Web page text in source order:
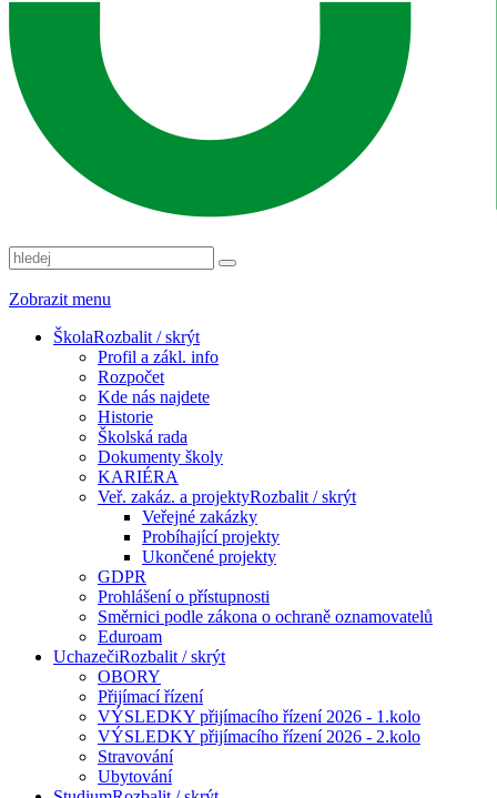
Zobrazit menu
ŠkolaRozbalit / skrýt
Profil a zákl. info
Rozpočet
Kde nás najdete
Historie
Školská rada
Dokumenty školy
KARIÉRA
Veř. zakáz. a projektyRozbalit / skrýt
Veřejné zakázky
Probíhající projekty
Ukončené projekty
GDPR
Prohlášení o přístupnosti
Směrnici podle zákona o ochraně oznamovatelů
Eduroam
UchazečiRozbalit / skrýt
OBORY
Přijímací řízení
VÝSLEDKY přijímacího řízení 2026 - 1.kolo
VÝSLEDKY přijímacího řízení 2026 - 2.kolo
Stravování
Ubytování